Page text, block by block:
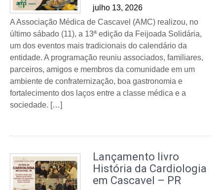
julho 13, 2026
A Associação Médica de Cascavel (AMC) realizou, no
último sábado (11), a 13ª edição da Feijoada Solidária,
um dos eventos mais tradicionais do calendário da
entidade. A programação reuniu associados, familiares,
parceiros, amigos e membros da comunidade em um
ambiente de confraternização, boa gastronomia e
fortalecimento dos laços entre a classe médica e a
sociedade. […]
Lançamento livro
História da Cardiologia
em Cascavel – PR